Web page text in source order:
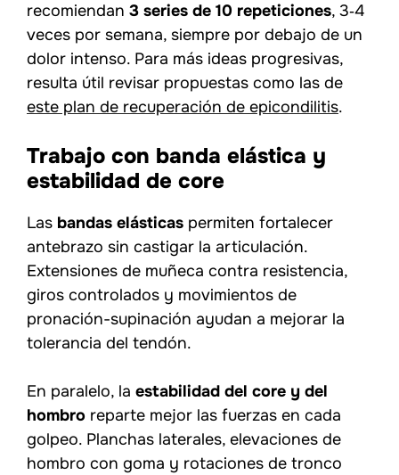
recomiendan 3 series de 10 repeticiones, 3‑4
veces por semana, siempre por debajo de un
dolor intenso. Para más ideas progresivas,
resulta útil revisar propuestas como las de
este plan de recuperación de epicondilitis.
Trabajo con banda elástica y
estabilidad de core
Las bandas elásticas permiten fortalecer
antebrazo sin castigar la articulación.
Extensiones de muñeca contra resistencia,
giros controlados y movimientos de
pronación-supinación ayudan a mejorar la
tolerancia del tendón.
En paralelo, la estabilidad del core y del
hombro reparte mejor las fuerzas en cada
golpeo. Planchas laterales, elevaciones de
hombro con goma y rotaciones de tronco